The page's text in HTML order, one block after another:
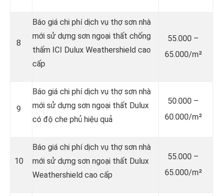
8
Báo giá chi phí dịch vụ thợ sơn nhà
mới sử dựng sơn ngoại thất chống
thấm ICI Dulux Weathershield cao
cấp
55.000 –
65.000/m²
9
Báo giá chi phí dịch vụ thợ sơn nhà
mới sử dựng sơn ngoại thất Dulux
có độ che phủ hiệu quả
50.000 –
60.000/m²
10
Báo giá chi phí dịch vụ thợ sơn nhà
mới sử dựng sơn ngoại thất Dulux
Weathershield cao cấp
55.000 –
65.000/m²